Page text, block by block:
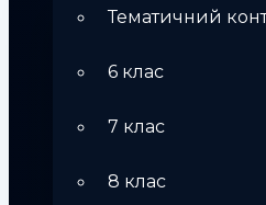
Тематичний
6 клас
7 клас
8 клас